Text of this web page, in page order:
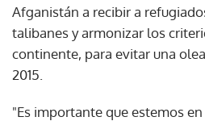
Afganistán a recibir a
talibanes y armonizar los
continente, para evitar una
2015.
"Es importante que estemos